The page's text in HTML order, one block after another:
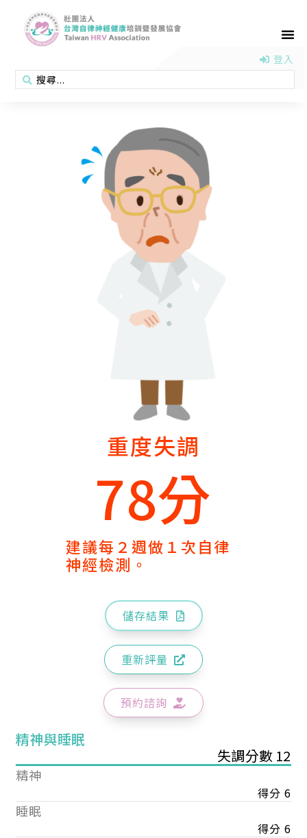
登入
重度失調
78分
建議每２週做１次自律
神經檢測。
儲存結果
重新評量
預約諮詢
精神與睡眠
失調分數 12
精神
得分 6
睡眠
得分 6